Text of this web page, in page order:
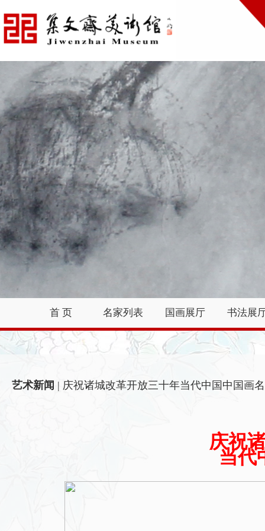
首 页 名家列表 国画展厅 书法展
艺术新闻 | 庆祝诸城改革开放三十年当代中国中国画
庆祝
当代